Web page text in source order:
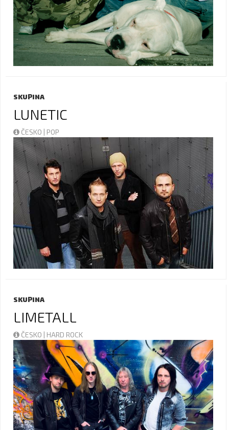
SKUPINA
LUNETIC
ČESKO | POP
SKUPINA
LIMETALL
ČESKO | HARD ROCK